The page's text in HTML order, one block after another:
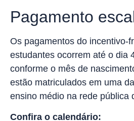
Pagamento
Os pagamentos do incentivo-
estudantes ocorrem até o dia
conforme o mês de
estão matriculados em uma
ensino médio na rede pública
Confira o calendário: